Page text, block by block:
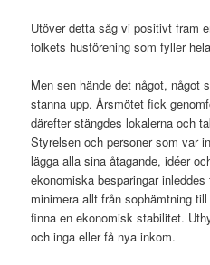
Utöver detta såg vi positivt fram
folkets husförening som fyller
Men sen hände det något, något
stanna upp. Årsmötet fick
därefter stängdes lokalerna och
Styrelsen och personer som var
lägga alla sina åtagande, idéer
ekonomiska besparingar
minimera allt från sophämtning
finna en ekonomisk stabilitet.
och inga eller få nya inkom.